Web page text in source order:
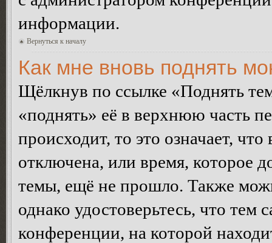
информации.
Вернуться к началу
Как мне вновь поднять
Щёлкнув по ссылке «Поднять
«поднять» её в верхнюю часть
происходит, то это означает,
отключена, или время, которое
темы, ещё не прошло. Также
однако удостоверьтесь, что
конференции, на которой